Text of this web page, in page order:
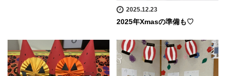
2025.12.23
2025年Xmasの準備も♡